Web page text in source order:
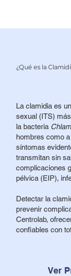
¿Qué es la
La clamidia es
sexual (ITS)
la bacteria
hombres como
síntomas
transmitan sin
complicaciones
pélvica (EIP),
Detectar la
prevenir
Centrolab,
confiables con
Ver